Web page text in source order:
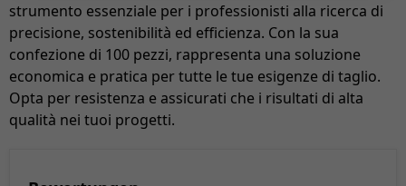
strumento essenziale per i professionisti alla ricerca di
precisione, sostenibilità ed efficienza. Con la sua
confezione di 100 pezzi, rappresenta una soluzione
economica e pratica per tutte le tue esigenze di taglio.
Opta per resistenza e assicurati che i risultati di alta
qualità nei tuoi progetti.